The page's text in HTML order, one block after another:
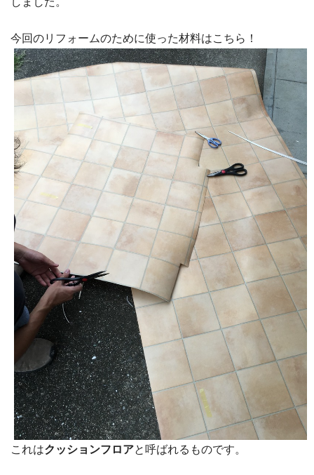
今回のリフォームのために使った材料はこちら！
これはクッションフロアと呼ばれるものです。